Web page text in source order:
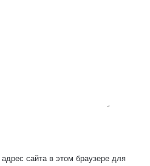
сайта в этом браузере для